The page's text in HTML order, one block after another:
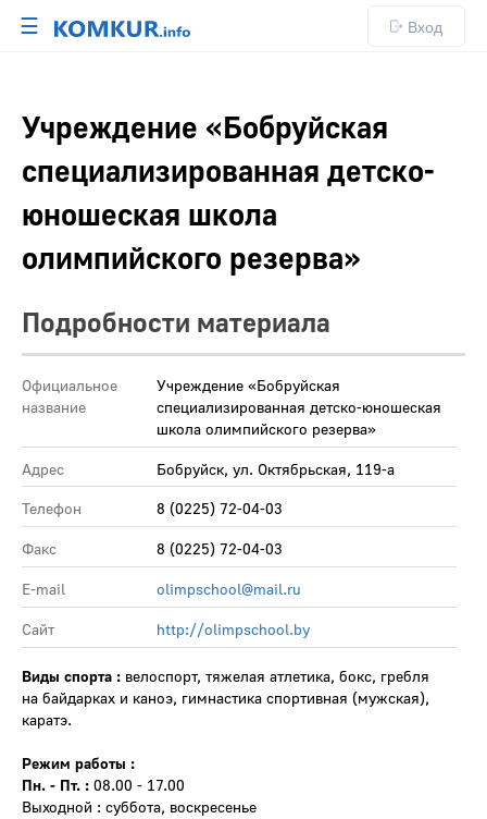
☰ Вход
Учреждение «Бобруйская
специализированная детско-
юношеская школа
олимпийского резерва»
Подробности материала
Официальное
название
Учреждение «Бобруйская
специализированная детско-юношеская
школа олимпийского резерва»
Адрес Бобруйск, ул. Октябрьская, 119-а
Телефон 8 (0225) 72-04-03
Факс 8 (0225) 72-04-03
E-mail olimpschool@mail.ru
Сайт http://olimpschool.by
Виды спорта : велоспорт, тяжелая атлетика, бокс, гребля
на байдарках и каноэ, гимнастика спортивная (мужская),
каратэ.
Режим работы :
Пн. - Пт. : 08.00 - 17.00
Выходной : суббота, воскресенье